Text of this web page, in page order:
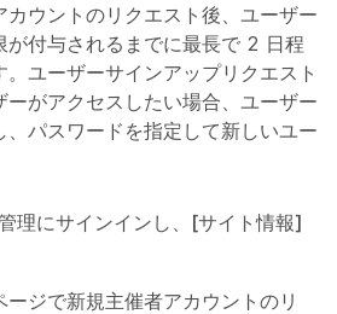
ウントのリクエスト後、ユーザー
が付与されるまでに最長で 2 日程
ユーザーサインアップリクエスト
がアクセスしたい場合、ユーザー
パスワードを指定して新しいユー
理にサインインし、 [サイト情報]
ジで新規主催者アカウントのリ